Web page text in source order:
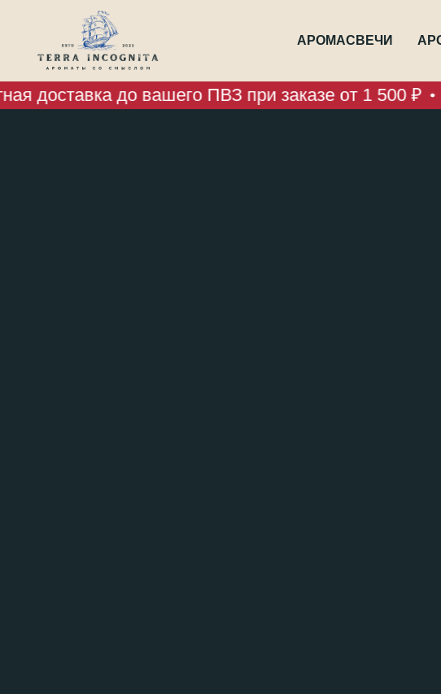
АРОМАСВЕЧИ
доставка до вашего ПВЗ при заказе от 1 500 ₽